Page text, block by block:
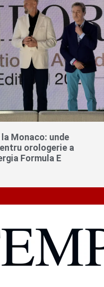
la Monaco: unde
orologerie a
Formula E